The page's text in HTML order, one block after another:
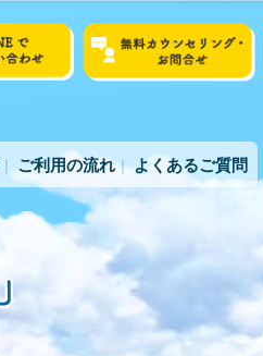
ご利用の流れ よくあるご質問